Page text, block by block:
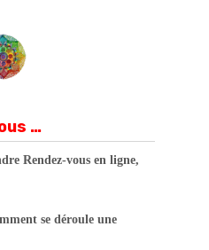
…
Rendez-vous en ligne,
se déroule une